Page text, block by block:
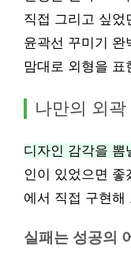
직접 그리고 싶었
윤곽선 꾸미기 완
맘대로 외형을 표
나만의 외
디자인 감각을 뽐
인이 있었으면 좋
에서 직접 구현해
실패는 성공의